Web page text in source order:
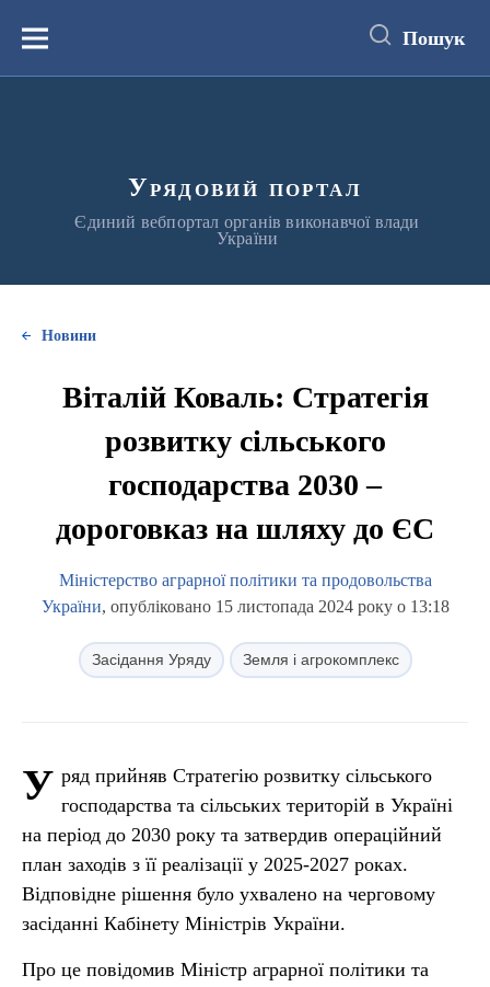
вмістуМеню Пошук
Урядовий портал
Єдиний вебпортал органів виконавчої влади
України
Новини
Віталій Коваль: Стратегія
розвитку сільського
господарства 2030 –
дороговказ на шляху до ЄС
Міністерство аграрної політики та продовольства
України, опубліковано 15 листопада 2024 року о 13:18
Засідання Уряду Земля і агрокомплекс
У ряд прийняв Стратегію розвитку сільського
господарства та сільських територій в Україні
на період до 2030 року та затвердив операційний
план заходів з її реалізації у 2025-2027 роках.
Відповідне рішення було ухвалено на черговому
засіданні Кабінету Міністрів України.
Про це повідомив Міністр аграрної політики та